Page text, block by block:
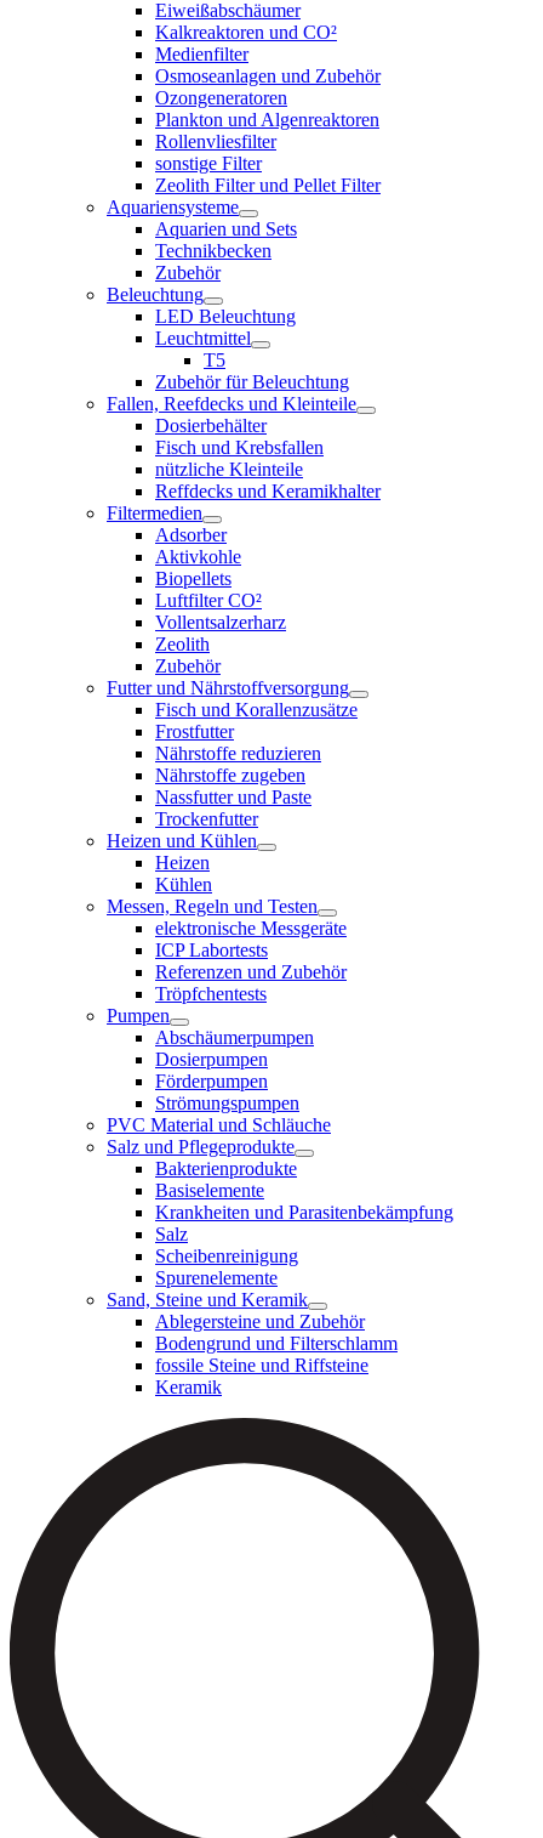
Eiweißabschäumer
Kalkreaktoren und CO²
Medienfilter
Osmoseanlagen und Zubehör
Ozongeneratoren
Plankton und Algenreaktoren
Rollenvliesfilter
sonstige Filter
Zeolith Filter und Pellet Filter
Aquariensysteme
Aquarien und Sets
Technikbecken
Zubehör
Beleuchtung
LED Beleuchtung
Leuchtmittel
T5
Zubehör für Beleuchtung
Fallen, Reefdecks und Kleinteile
Dosierbehälter
Fisch und Krebsfallen
nützliche Kleinteile
Reffdecks und Keramikhalter
Filtermedien
Adsorber
Aktivkohle
Biopellets
Luftfilter CO²
Vollentsalzerharz
Zeolith
Zubehör
Futter und Nährstoffversorgung
Fisch und Korallenzusätze
Frostfutter
Nährstoffe reduzieren
Nährstoffe zugeben
Nassfutter und Paste
Trockenfutter
Heizen und Kühlen
Heizen
Kühlen
Messen, Regeln und Testen
elektronische Messgeräte
ICP Labortests
Referenzen und Zubehör
Tröpfchentests
Pumpen
Abschäumerpumpen
Dosierpumpen
Förderpumpen
Strömungspumpen
PVC Material und Schläuche
Salz und Pflegeprodukte
Bakterienprodukte
Basiselemente
Krankheiten und Parasitenbekämpfung
Salz
Scheibenreinigung
Spurenelemente
Sand, Steine und Keramik
Ablegersteine und Zubehör
Bodengrund und Filterschlamm
fossile Steine und Riffsteine
Keramik